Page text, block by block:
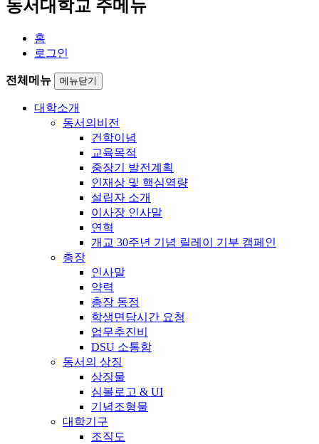
동서대학교 주메뉴
홈
로그인
전체메뉴 메뉴닫기
대학소개
동서의비전
건학이념
교육목적
중장기 발전계획
인재상 및 핵심역량
설립자 소개
이사장 인사말
연혁
개교 30주년 기념 릴레이 기부 캠페인
총장
인사말
약력
총장 동정
학생면담시간 요청
업무추진비
DSU 소통함
동서의 상징
상징물
심볼로고 & UI
기념조형물
대학기구
조직도